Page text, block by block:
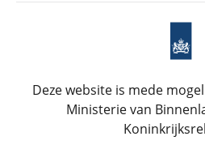
Deze website is mede
Ministerie van